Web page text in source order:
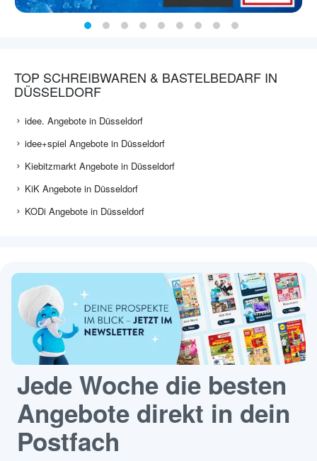
TOP SCHREIBWAREN & BASTELBEDARF IN
DÜSSELDORF
idee. Angebote in Düsseldorf
idee+spiel Angebote in Düsseldorf
Kiebitzmarkt Angebote in Düsseldorf
KiK Angebote in Düsseldorf
KODi Angebote in Düsseldorf
Jede Woche die besten
Angebote direkt in dein
Postfach